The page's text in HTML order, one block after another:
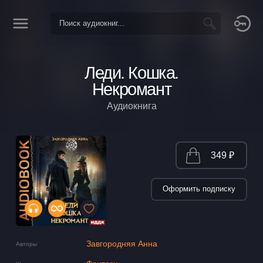
Леди. Кошка.
Некромант
Аудиокнига
Авторы Завгородняя Анна
349 ₽
Оформить подписку